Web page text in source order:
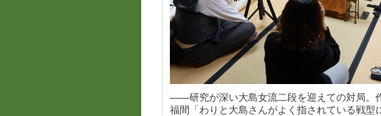
――研究が深い大島女流二段を迎えての対局。
福間「わりと大島さんがよく指されている戦型